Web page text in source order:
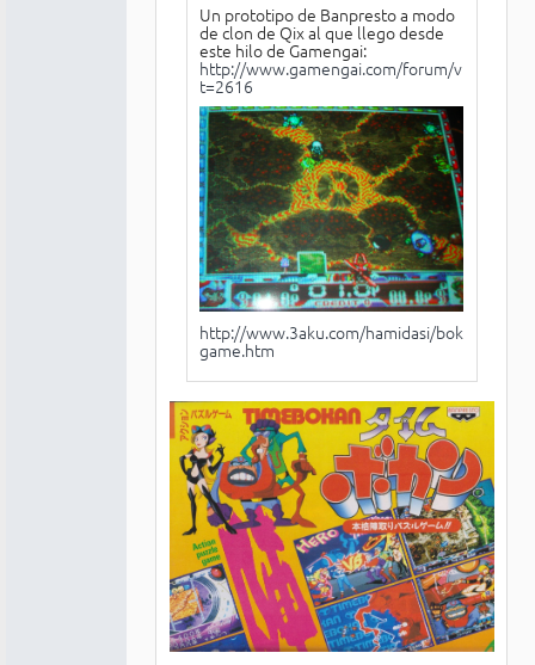
Un prototipo de Banpresto a modo
de clon de Qix al que llego desde
este hilo de Gamengai:
http://www.gamengai.com/forum/
t=2616
http://www.3aku.com/hamidasi/bokan-
game.htm